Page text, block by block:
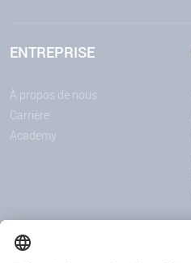
ENTREPRISE
À propos de nous
Carrière
Academy
ANNONCES